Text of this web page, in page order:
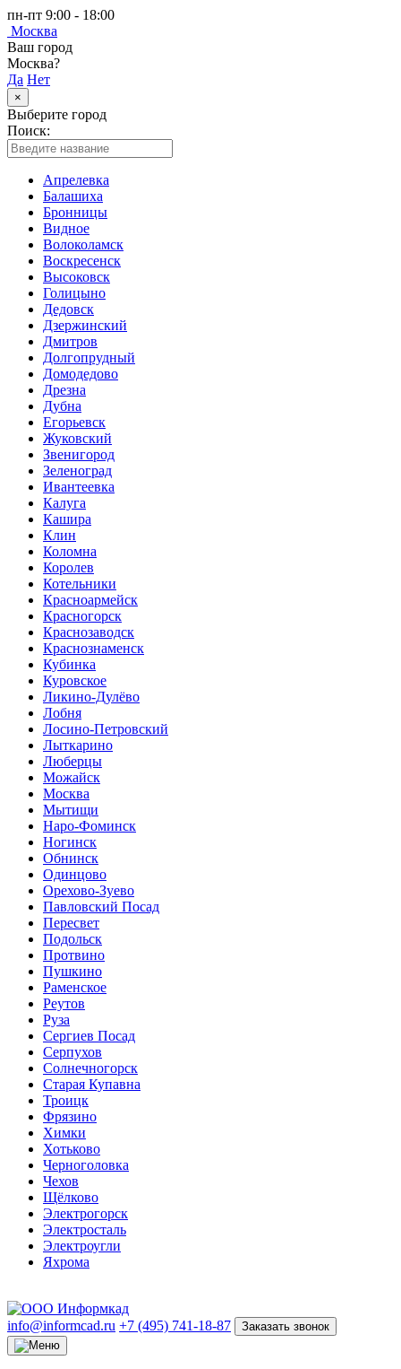
пн-пт 9:00 - 18:00
Москва
Ваш город
Москва?
Да Нет
×
Выберите город
Поиск:
Апрелевка
Балашиха
Бронницы
Видное
Волоколамск
Воскресенск
Высоковск
Голицыно
Дедовск
Дзержинский
Дмитров
Долгопрудный
Домодедово
Дрезна
Дубна
Егорьевск
Жуковский
Звенигород
Зеленоград
Ивантеевка
Калуга
Кашира
Клин
Коломна
Королев
Котельники
Красноармейск
Красногорск
Краснозаводск
Краснознаменск
Кубинка
Куровское
Ликино-Дулёво
Лобня
Лосино-Петровский
Лыткарино
Люберцы
Можайск
Москва
Мытищи
Наро-Фоминск
Ногинск
Обнинск
Одинцово
Орехово-Зуево
Павловский Посад
Пересвет
Подольск
Протвино
Пушкино
Раменское
Реутов
Руза
Сергиев Посад
Серпухов
Солнечногорск
Старая Купавна
Троицк
Фрязино
Химки
Хотьково
Черноголовка
Чехов
Щёлково
Электрогорск
Электросталь
Электроугли
Яхрома
info@informcad.ru +7 (495) 741-18-87 Заказать звонок